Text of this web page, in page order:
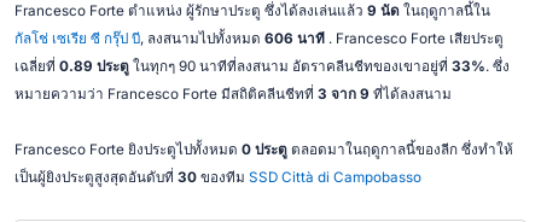
Francesco Forte ตำแหน่ง ผู้รักษาประตู ซึ่งได้ลงเล่นแล้ว 9 นัดในฤดูกาลนี้ใน
กัลโช่ เซเรีย ซี กรุ๊ป บี, ลงสนามไปทั้งหมด 606 นาที . Francesco Forte เสียประตู
เฉลี่ยที่ 0.89 ประตูในทุกๆ 90 นาทีที่ลงสนาม อัตราคลีนชีทของเขาอยู่ที่ 33%. ซึ่ง
หมายความว่า Francesco Forte มีสถิติคลีนชีทที่ 3 จาก 9 ที่ได้ลงสนาม
Francesco Forte ยิงประตูไปทั้งหมด 0 ประตูตลอดมาในฤดูกาลนี้ของลีก ซึ่งทำให้
เป็นผู้ยิงประตูสูงสุดอันดับที่ 30ของทีม SSD Città di Campobasso